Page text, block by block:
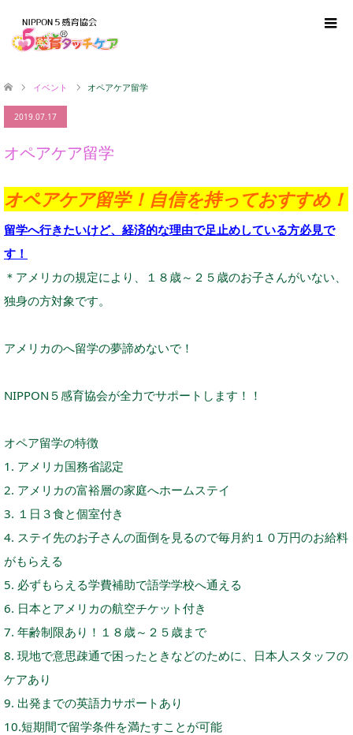
イベント オペアケア留学
2019.07.17
オペアケア留学
オペアケア留学！自信を持っておすすめ！
留学へ行きたいけど、経済的な理由で足止めしている方必見で
す！
＊アメリカの規定により、１８歳～２５歳のお子さんがいない、
独身の方対象です。
アメリカのへ留学の夢諦めないで！
NIPPON５感育協会が全力でサポートします！！
オペア留学の特徴
1. アメリカ国務省認定
2. アメリカの富裕層の家庭へホームステイ
3. １日３食と個室付き
4. ステイ先のお子さんの面倒を見るので毎月約１０万円のお給料
がもらえる
5. 必ずもらえる学費補助で語学学校へ通える
6. 日本とアメリカの航空チケット付き
7. 年齢制限あり！１８歳～２５歳まで
8. 現地で意思疎通で困ったときなどのために、日本人スタッフの
ケアあり
9. 出発までの英語力サポートあり
10.短期間で留学条件を満たすことが可能